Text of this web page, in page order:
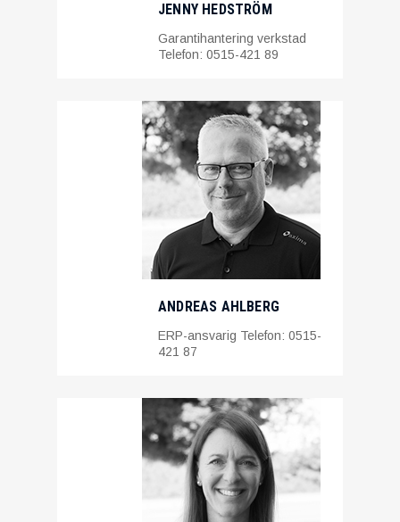
JENNY HEDSTRÖM
Garantihantering verkstad
Telefon: 0515-421 89
ANDREAS AHLBERG
ERP-ansvarig Telefon: 0515-
421 87